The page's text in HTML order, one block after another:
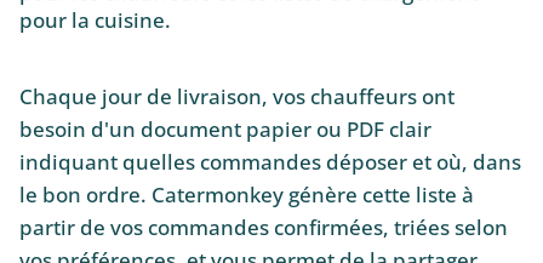
pour la cuisine.
Chaque jour de livraison, vos chauffeurs ont
besoin d'un document papier ou PDF clair
indiquant quelles commandes déposer et où, dans
le bon ordre. Catermonkey génère cette liste à
partir de vos commandes confirmées, triées selon